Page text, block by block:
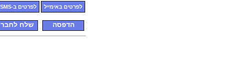
לפרטים באימייל לפרטים ב-SMS
הדפסה שלח לחבר